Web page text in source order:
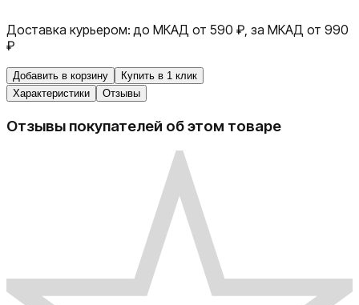
Доставка курьером: до МКАД от 590 ₽, за МКАД от 990
₽
Добавить в корзину
Купить в 1 клик
Характеристики
Отзывы
Отзывы покупателей об этом товаре